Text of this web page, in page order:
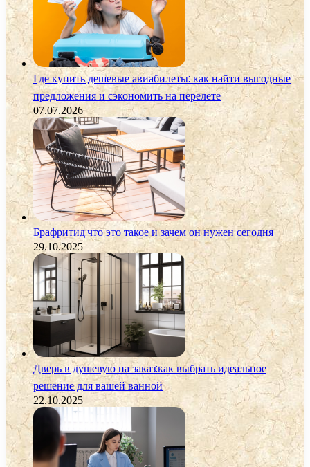
Где купить дешевые авиабилеты: как найти выгодные
предложения и сэкономить на перелете
07.07.2026
Брафритид:что это такое и зачем он нужен сегодня
29.10.2025
Дверь в душевую на заказ:как выбрать идеальное
решение для вашей ванной
22.10.2025